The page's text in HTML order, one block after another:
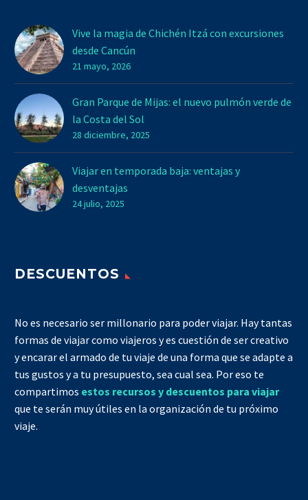
Vive la magia de Chichén Itzá con excursiones
desde Cancún
21 mayo, 2026
Gran Parque de Mijas: el nuevo pulmón verde de
la Costa del Sol
28 diciembre, 2025
Viajar en temporada baja: ventajas y
desventajas
24 julio, 2025
DESCUENTOS
No es necesario ser millonario para poder viajar. Hay tantas
formas de viajar como viajeros y es cuestión de ser creativo
y encarar el armado de tu viaje de una forma que se adapte a
tus gustos y a tu presupuesto, sea cual sea. Por eso te
compartimos estos recursos y descuentos para viajar
que te serán muy útiles en la organización de tu próximo
viaje.